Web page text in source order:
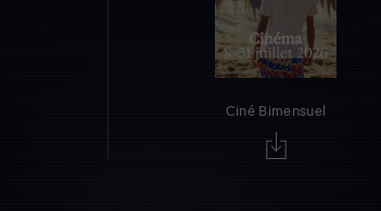
Ciné Bimensuel